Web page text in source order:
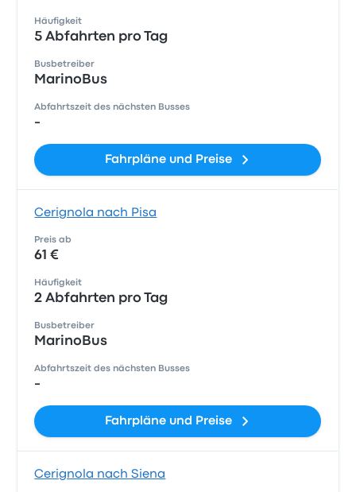
Häufigkeit
5 Abfahrten pro Tag
Busbetreiber
MarinoBus
Abfahrtszeit des nächsten Busses
-
Fahrpläne und Preise
Cerignola nach Pisa
Preis ab
61 €
Häufigkeit
2 Abfahrten pro Tag
Busbetreiber
MarinoBus
Abfahrtszeit des nächsten Busses
-
Fahrpläne und Preise
Cerignola nach Siena